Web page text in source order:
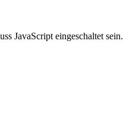
JavaScript eingeschaltet sein.